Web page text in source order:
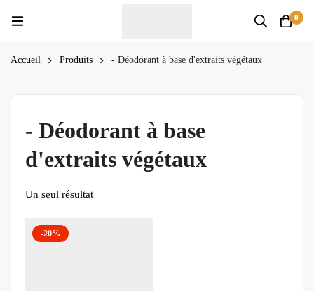
0
Accueil Produits - Déodorant à base d'extraits végétaux
- Déodorant à base
d'extraits végétaux
Un seul résultat
-20%